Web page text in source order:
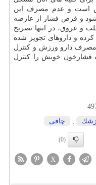
است و عدم مصرف این
و قرص فشار از عارضه
و عروق، در انتها تصریح
كرده و داروهای تجویز شده
دارو ورزش و كنترل
فشارخون خویش را كنترل
چاقی
(0)
X